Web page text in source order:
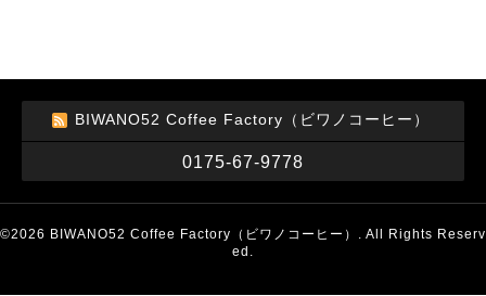
BIWANO52 Coffee Factory（ビワノコーヒー）
0175-67-9778
©2026 BIWANO52 Coffee Factory（ビワノコーヒー） . All Rights Reserv
ed.